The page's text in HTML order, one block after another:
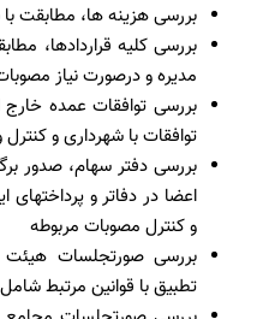
بررسی هزینه ­ها، مطابقت
بررسی کلیه قراردادها،
مدیره و درصورت نیاز
بررسی توافقات عمده خارج
توافقات با شهرداری و
بررسی دفتر سهام، صدور
اعضا در دفاتر و
و کنترل مصوبات مربوطه
بررسی صورتجلسات هیئت
تطبیق با قوانین مرتبط